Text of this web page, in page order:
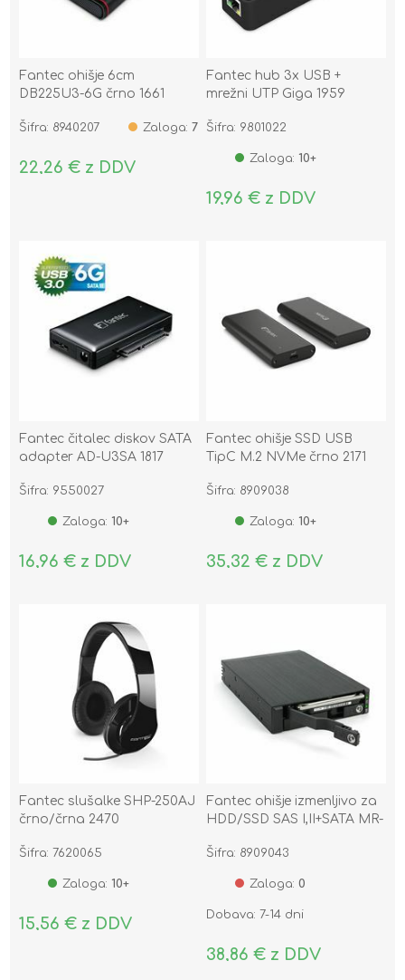
Fantec ohišje 6cm
DB225U3-6G črno 1661
Šifra: 8940207 Zaloga: 7
22,26 € z DDV
Fantec hub 3x USB +
mrežni UTP Giga 1959
Šifra: 9801022
Zaloga: 10+
19,96 € z DDV
Fantec čitalec diskov SATA
adapter AD-U3SA 1817
Šifra: 9550027
Zaloga: 10+
16,96 € z DDV
Fantec ohišje SSD USB
TipC M.2 NVMe črno 2171
Šifra: 8909038
Zaloga: 10+
35,32 € z DDV
Fantec slušalke SHP-250AJ
črno/črna 2470
Šifra: 7620065
Zaloga: 10+
15,56 € z DDV
Fantec ohišje izmenljivo za
HDD/SSD SAS I,II+SATA MR-
Šifra: 8909043
Zaloga: 0
Dobava: 7-14 dni
38,86 € z DDV